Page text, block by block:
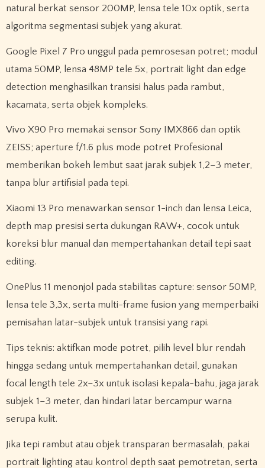
natural berkat sensor 200MP, lensa tele 10x optik, serta
algoritma segmentasi subjek yang akurat.
Google Pixel 7 Pro unggul pada pemrosesan potret; modul
utama 50MP, lensa 48MP tele 5x, portrait light dan edge
detection menghasilkan transisi halus pada rambut,
kacamata, serta objek kompleks.
Vivo X90 Pro memakai sensor Sony IMX866 dan optik
ZEISS; aperture f/1.6 plus mode potret Profesional
memberikan bokeh lembut saat jarak subjek 1,2–3 meter,
tanpa blur artifisial pada tepi.
Xiaomi 13 Pro menawarkan sensor 1-inch dan lensa Leica,
depth map presisi serta dukungan RAW+, cocok untuk
koreksi blur manual dan mempertahankan detail tepi saat
editing.
OnePlus 11 menonjol pada stabilitas capture: sensor 50MP,
lensa tele 3,3x, serta multi-frame fusion yang memperbaiki
pemisahan latar-subjek untuk transisi yang rapi.
Tips teknis: aktifkan mode potret, pilih level blur rendah
hingga sedang untuk mempertahankan detail, gunakan
focal length tele 2x–3x untuk isolasi kepala-bahu, jaga jarak
subjek 1–3 meter, dan hindari latar bercampur warna
serupa kulit.
Jika tepi rambut atau objek transparan bermasalah, pakai
portrait lighting atau kontrol depth saat pemotretan, serta